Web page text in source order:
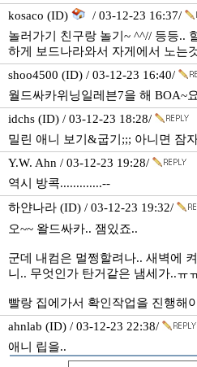
kosaco (ID)
/ 03-12-23 16:37/
놀러가기 친구랑 놀기~ ^^// 등등..
하게 보드나라와서 자게에서 노는
shoo4500 (ID) / 03-12-23 16:40/
월드싸카위닝일레븐7을 해 BOA~요
idchs (ID) / 03-12-23 18:28/
밀린 애니 보기&굽기;;; 아니면 잠
Y.W. Ahn / 03-12-23 19:28/
역시 방콕.............--
하얀나라 (ID) / 03-12-23 19:32/
오~~ 왈드싸카.. 잼있죠..
군데 내컴은 멀쩡할려나.. 새벽에
니.. 무엇인가 탄거같은 냄세가..ㅠ
빨랑 집에가서 확인작업을 진행해
ahnlab (ID) / 03-12-23 22:38/
애니 립을..